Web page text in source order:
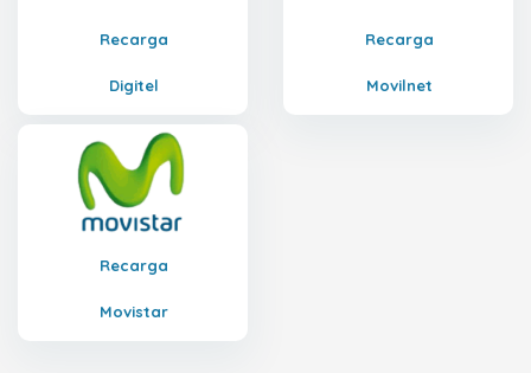
Recarga
Digitel
Recarga
Movilnet
Recarga
Movistar